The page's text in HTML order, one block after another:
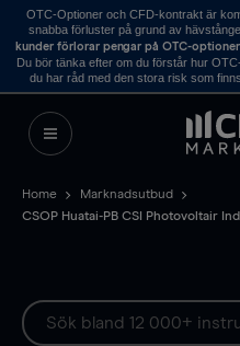
OTC-Optioner och CFD-kontrakt är
snabba förluster på grund av
kunder förlorar pengar på OTC-
Du bör tänka efter om du förstår hur
du har råd med den stora risk som
Home
Marknadsutbud
CSOP Huatai-PB CSI Photovoltair